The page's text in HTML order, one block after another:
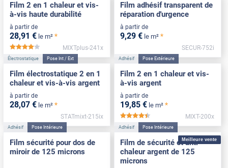
Film 2 en 1 chaleur et vis-
à-vis haute durabilité
à partir de
28,91 € le m² *
*****
MIXTplus-241x
Film adhésif transparent de
réparation d'urgence
à partir de
9,29 € le m² *
SECUR-752i
Électrostatique Pose Int / Ext
Film électrostatique 2 en 1
chaleur et vis-à-vis argent
à partir de
28,07 € le m² *
STATmixt-215ix
Adhésif Pose Extérieure
Film 2 en 1 chaleur et vis-
à-vis argent
à partir de
19,85 € le m² *
*****
MIXT-200x
Adhésif Pose Intérieure
Film sécurité pour dos de
miroir de 125 microns
Meilleure vente
Adhésif Pose Intérieure
Film de sécurité et anti-
chaleur argent de 125
microns